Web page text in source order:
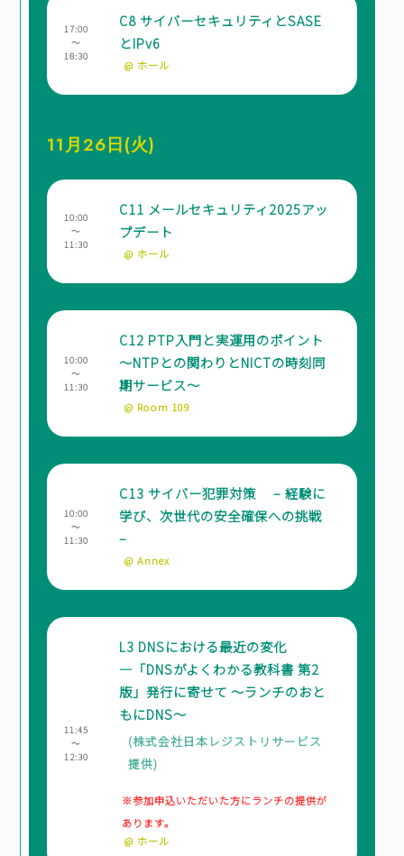
17:00
～
18:30
C8 サイバーセキュリティとSASE
とIPv6
@ ホール
11月26日(火)
10:00
～
11:30
C11 メールセキュリティ2025アッ
プデート
@ ホール
10:00
～
11:30
C12 PTP入門と実運用のポイント
～NTPとの関わりとNICTの時刻同
期サービス～
@ Room 109
10:00
～
11:30
C13 サイバー犯罪対策 – 経験に
学び、次世代の安全確保への挑戦
–
@ Annex
11:45
～
12:30
L3 DNSにおける最近の変化
―「DNSがよくわかる教科書 第2
版」発行に寄せて ～ランチのおと
もにDNS～
(株式会社日本レジストリサービス
提供)
※参加申込いただいた方にランチの提供が
あります。
@ ホール